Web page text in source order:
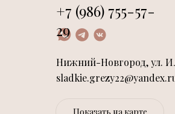
+7 (986) 755-57-
29
Нижний-Новгород, ул.